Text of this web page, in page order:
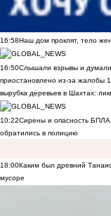
16:58Наш дом проклят, тело
16:50Слышали взрывы и
приостановлено из-за жалобы
вырубка деревьев в Шахтах:
10:22Сирены и опасность БПЛА
обратились в полицию
18:00Каким был древний
мусоре